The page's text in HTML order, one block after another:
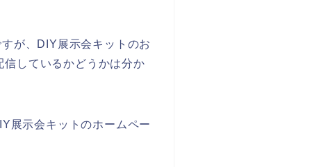
が、DIY展示会キットのお
しているかどうかは分か
展示会キットのホームペー